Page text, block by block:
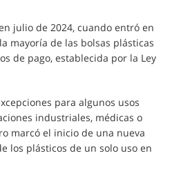
julio de 2024, cuando entró en
mayoría de las bolsas plásticas
de pago, establecida por la Ley
para algunos usos
industriales, médicas o
marcó el inicio de una nueva
los plásticos de un solo uso en